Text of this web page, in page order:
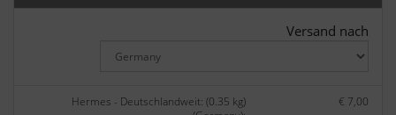
Versand nach
Hermes - Deutschlandweit: (0.35 kg)
€ 7,00